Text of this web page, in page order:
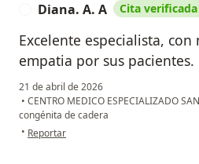
Diana. A. A Cita verificada
Excelente especialista,
empatia por sus pacientes.
21 de abril de 2026
• CENTRO MEDICO ESPECIALIZADO
congénita de cadera
• en opinión del usuario Diana. A. A
Reportar